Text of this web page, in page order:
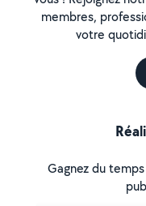
membres,
votre
Gagnez du